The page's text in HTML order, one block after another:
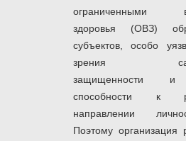
ограниченными
здоровья (ОВЗ)
субъектов, особо
зрения
защищенности и
способности к
направлении
Поэтому